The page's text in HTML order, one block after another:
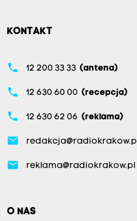
KONTAKT
phone 12 200 33 33 (antena)
phone 12 630 60 00 (recepcja)
phone 12 630 62 06 (reklama)
email redakcja@radiokrakow.pl
email reklama@radiokrakow.pl
O NAS